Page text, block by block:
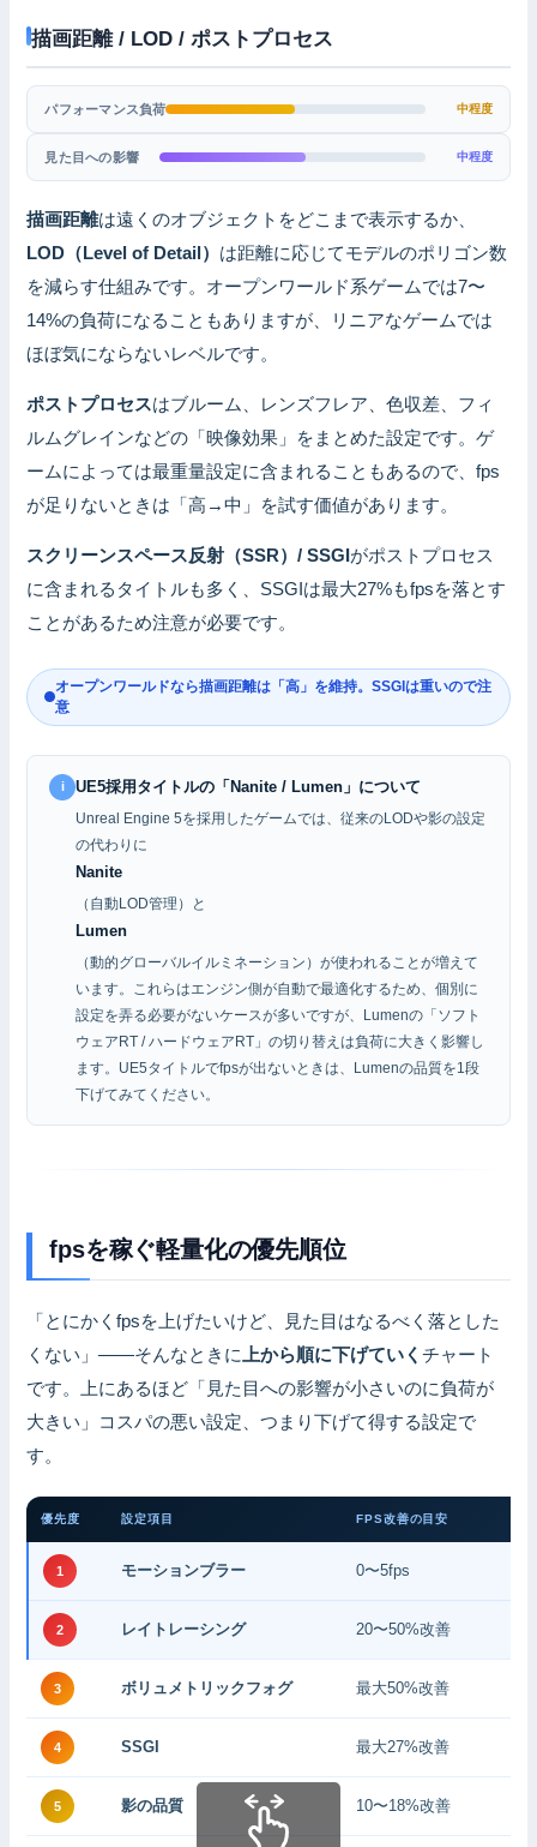
描画距離 / LOD / ポストプロセス
パフォーマンス負荷 中程度
見た目への影響 中程度
描画距離は遠くのオブジェクトをどこまで表示するか、
LOD（Level of Detail） は距離に応じてモデルのポリゴン数
を減らす仕組みです。オープンワールド系ゲームでは7〜
14%の負荷になることもありますが、リニアなゲームでは
ほぼ気にならないレベルです。
ポストプロセスはブルーム、レンズフレア、色収差、フィ
ルムグレインなどの「映像効果」をまとめた設定です。ゲ
ームによっては最重量設定に含まれることもあるので、fps
が足りないときは「高→中」を試す価値があります。
スクリーンスペース反射（SSR）/ SSGIがポストプロセス
に含まれるタイトルも多く、SSGIは最大27%もfpsを落とす
ことがあるため注意が必要です。
オープンワールドなら描画距離は「高」を維持。SSGIは重いので注
意
i UE5採用タイトルの「Nanite / Lumen」について
Unreal Engine 5を採用したゲームでは、従来のLODや影の設定
の代わりに
Nanite
（自動LOD管理）と
Lumen
（動的グローバルイルミネーション）が使われることが増えて
います。これらはエンジン側が自動で最適化するため、個別に
設定を弄る必要がないケースが多いですが、Lumenの「ソフト
ウェアRT / ハードウェアRT」の切り替えは負荷に大きく影響し
ます。UE5タイトルでfpsが出ないときは、Lumenの品質を1段
下げてみてください。
fpsを稼ぐ軽量化の優先順位
「とにかくfpsを上げたいけど、見た目はなるべく落とした
くない」——そんなときに 上から順に下げていくチャート
です。上にあるほど「見た目への影響が小さいのに負荷が
大きい」コスパの悪い設定、つまり下げて得する設定で
す。
優先度 設定項目 FPS改善の目安
1 モーションブラー 0〜5fps
2 レイトレーシング 20〜50%改善
3 ボリュメトリックフォグ 最大50%改善
4 SSGI 最大27%改善
5 影の品質 10〜18%改善